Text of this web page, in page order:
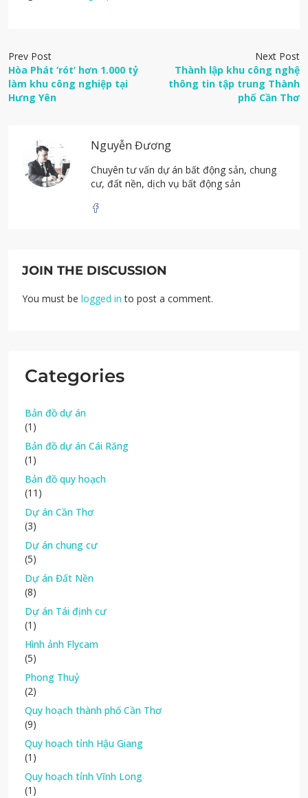
Prev Post
Hòa Phát ‘rót’ hơn 1.000 tỷ
làm khu công nghiệp tại
Hưng Yên
Next Post
Thành lập khu công nghệ
thông tin tập trung Thành
phố Cần Thơ
Nguyễn Đương
Chuyên tư vấn dự án bất động sản, chung
cư, đất nền, dịch vụ bất động sản
JOIN THE DISCUSSION
You must be logged in to post a comment.
Categories
Bản đồ dự án
(1)
Bản đồ dự án Cái Răng
(1)
Bản đồ quy hoạch
(11)
Dự án Cần Thơ
(3)
Dự án chung cư
(5)
Dự án Đất Nền
(8)
Dự án Tái định cư
(1)
Hình ảnh Flycam
(5)
Phong Thuỷ
(2)
Quy hoạch thành phố Cần Thơ
(9)
Quy hoạch tỉnh Hậu Giang
(1)
Quy hoạch tỉnh Vĩnh Long
(1)